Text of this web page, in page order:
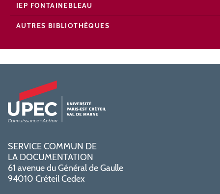
IEP FONTAINEBLEAU
AUTRES BIBLIOTHÈQUES
SERVICE COMMUN DE
LA DOCUMENTATION
61 avenue du Général de Gaulle
94010 Créteil Cedex